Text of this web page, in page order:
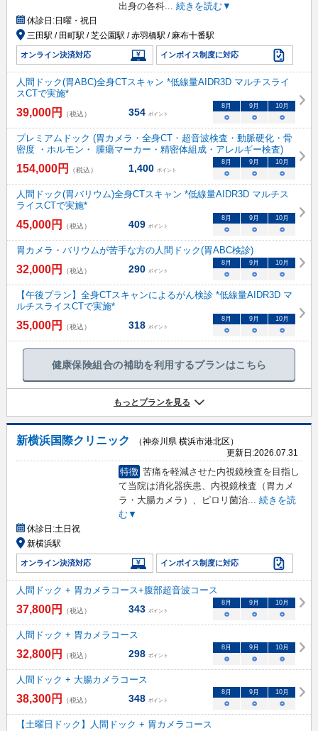
出身の各科... 続きを読む▼
休診日:日曜・祝日
三田駅 / 田町駅 / 芝公園駅 / 赤羽橋駅 / 麻布十番駅
オンライン決済対応 インボイス制度に対応
人間ドック(胃ABC)全身CTスキャン *低線量AIDR3D マルチスライ
スCTで実施*
39,000円 （税込） 354 ポイント
8月 9月 10月
○ ○ ○
プレミアムドック (胃カメラ・全身CT・超音波検査・動脈硬化・骨
密度 ・ホルモン・ 腫瘍マーカー・精密体組成・アレルギー検査)
154,000円 （税込） 1,400 ポイント
8月 9月 10月
○ ○ ○
人間ドック(胃バリウム)全身CTスキャン *低線量AIDR3D マルチス
ライスCTで実施*
45,000円 （税込） 409 ポイント
8月 9月 10月
○ ○ ○
胃カメラ・バリウムが苦手な方の人間ドック(胃ABC検診)
32,000円 （税込） 290 ポイント
8月 9月 10月
○ ○ ○
【午後プラン】全身CTスキャンによるがん検診 *低線量AIDR3D マ
ルチスライスCTで実施*
35,000円 （税込） 318 ポイント
8月 9月 10月
○ ○ ○
健康保険組合の補助を利用するプランはこちら
もっとプランを見る
新横浜国際クリニック
（神奈川県 横浜市港北区）
更新日:2026.07.31
特徴 苦痛を軽減させた内視鏡検査を目指し
て当院は消化器疾患、内視鏡検査（胃カメ
ラ・大腸カメラ）、ピロリ菌治... 続きを読
む▼
休診日:土日祝
新横浜駅
オンライン決済対応 インボイス制度に対応
人間ドック + 胃カメラコース+腹部超音波コース
37,800円 （税込） 343 ポイント
8月 9月 10月
○ ○ ○
人間ドック + 胃カメラコース
32,800円 （税込） 298 ポイント
8月 9月 10月
○ ○ ○
人間ドック + 大腸カメラコース
38,300円 （税込） 348 ポイント
8月 9月 10月
○ ○ ○
【土曜日ドック】人間ドック + 胃カメラコース